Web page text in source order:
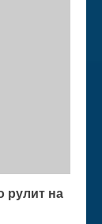
рулит на